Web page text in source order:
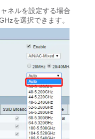
ネルを設定する場合
を選択できます。